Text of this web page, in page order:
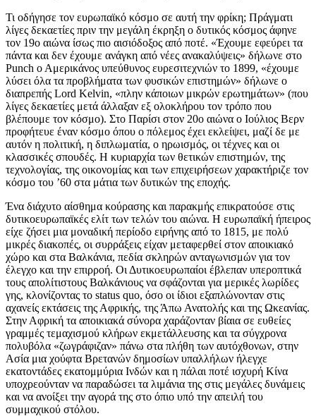
Τι οδήγησε τον ευρωπαϊκό κόσμο σε αυτή την φρίκη; Πράγματι
λίγες δεκαετίες πριν την μεγάλη έκρηξη ο δυτικός κόσμος άφηνε
τον 19ο αιώνα ίσως πιο αισιόδοξος από ποτέ. «Έχουμε εφεύρει τα
πάντα και δεν έχουμε ανάγκη από νέες ανακαλύψεις» δήλωνε στο
Punch ο Αμερικάνος υπεύθυνος ευρεσιτεχνιών το 1899, «έχουμε
λύσει όλα τα προβλήματα των φυσικών επιστημών» δήλωνε ο
διαπρεπής Lord Kelvin, «πλην κάποιων μικρών ερωτημάτων» (που
λίγες δεκαετίες μετά άλλαξαν εξ ολοκλήρου τον τρόπο που
βλέπουμε τον κόσμο). Στο Παρίσι στον 20ο αιώνα ο Ιούλιος Βερν
προφήτευε έναν κόσμο όπου ο πόλεμος έχει εκλείψει, μαζί δε με
αυτόν η πολιτική, η διπλωματία, ο ηρωισμός, οι τέχνες και οι
κλασσικές σπουδές. Η κυριαρχία των θετικών επιστημών, της
τεχνολογίας, της οικονομίας και των επιχειρήσεων χαρακτήριζε τον
κόσμο του ’60 στα μάτια των δυτικών της εποχής.
Ένα διάχυτο αίσθημα κούρασης και παρακμής επικρατούσε στις
δυτικοευρωπαϊκές ελίτ των τελών του αιώνα. Η ευρωπαϊκή ήπειρος
είχε ζήσει μια μοναδική περίοδο ειρήνης από το 1815, με πολύ
μικρές διακοπές, οι συρράξεις είχαν μεταφερθεί στον αποικιακό
χώρο και στα Βαλκάνια, πεδία σκληρών ανταγωνισμών για τον
έλεγχο και την επιρροή. Οι Δυτικοευρωπαίοι έβλεπαν υπεροπτικά
τους απολίτιστους Βαλκάνιους να σφάζονται για μερικές λωρίδες
γης, κλονίζοντας το status quo, όσο οι ίδιοι εξαπλώνονταν στις
αχανείς εκτάσεις της Αφρικής, της Άπω Ανατολής και της Ωκεανίας.
Στην Αφρική τα αποικιακά σύνορα χαράζονταν βίαια σε ευθείες
γραμμές τεμαχισμού κλήρων εκμετάλλευσης και τα σύγχρονα
πολυβόλα «ζωγράφιζαν» πάνω στα πλήθη των αυτόχθονων, στην
Ασία μια χούφτα Βρετανών δημοσίων υπαλλήλων ήλεγχε
εκατοντάδες εκατομμύρια Ινδών και η πάλαι ποτέ ισχυρή Κίνα
υποχρεούνταν να παραδώσει τα λιμάνια της στις μεγάλες δυνάμεις
και να ανοίξει την αγορά της στο όπιο υπό την απειλή του
συμμαχικού στόλου.